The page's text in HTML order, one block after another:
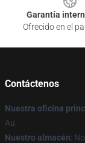
Garantía
Ofrecido en el
Contáctenos
Nuestra oficina
Au
Nuestro almacén: